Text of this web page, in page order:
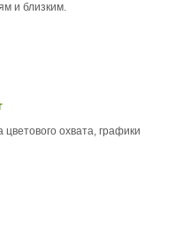
и близким.
охвата, графики